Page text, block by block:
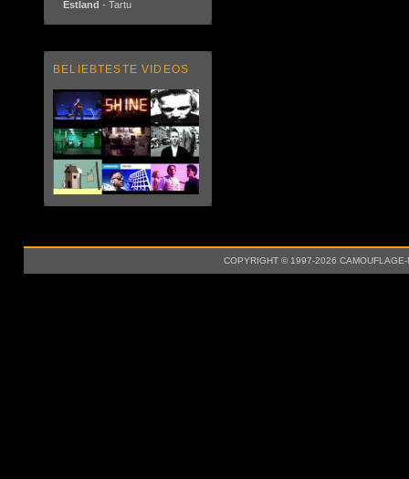
Estland - Tartu
BELIEBTESTE VIDEOS
COPYRIGHT © 1997-2026 CAMOUFLAGE-